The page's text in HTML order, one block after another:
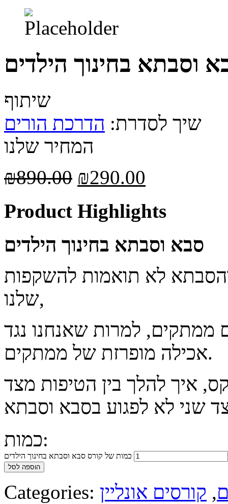
וסבתא בחינוך הילדים
שיתוף
שיך לסדרת: הדרכת הורים
המחיר שלנו
₪890.00 ₪290.00
Product Highlights
סבא וסבתא בחינוך הילדים
לא תואמות להשקפות
שלנו,
ממתקים, למרות שאנחנו נגד
אכילה מופרזת של ממתקים.
איך להלך בין הטיפות מצד
כמות:
כמות של קורס סבא וסבתא בחינוך הילדים
הוספה לסל
Categories: , קורסים אונליין